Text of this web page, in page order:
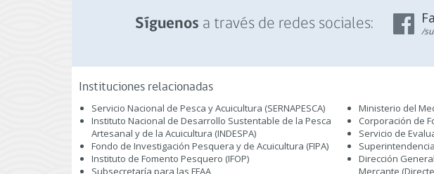
Síguenos a través de redes sociales: /
Instituciones relacionadas
Servicio Nacional de Pesca y Acuicultura (SERNAPESCA)
Instituto Nacional de Desarrollo Sustentable de la Pesca
Artesanal y de la Acuicultura (INDESPA)
Fondo de Investigación Pesquera y de Acuicultura (FIPA)
Instituto de Fomento Pesquero (IFOP)
Subsecretaría para las FFAA
Ministerio del
Corporación de
Servicio de
Dirección
Mercante